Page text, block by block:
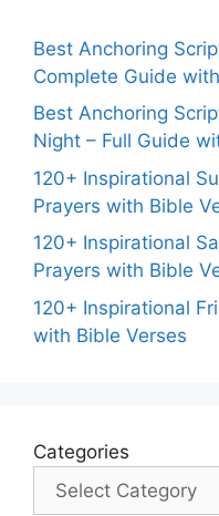
Best Anchoring
Complete Guide
Best Anchoring
Night – Full Guide
120+ Inspirational
Prayers with Bible
120+ Inspirational
Prayers with Bible
120+ Inspirational
with Bible Verses
Categories